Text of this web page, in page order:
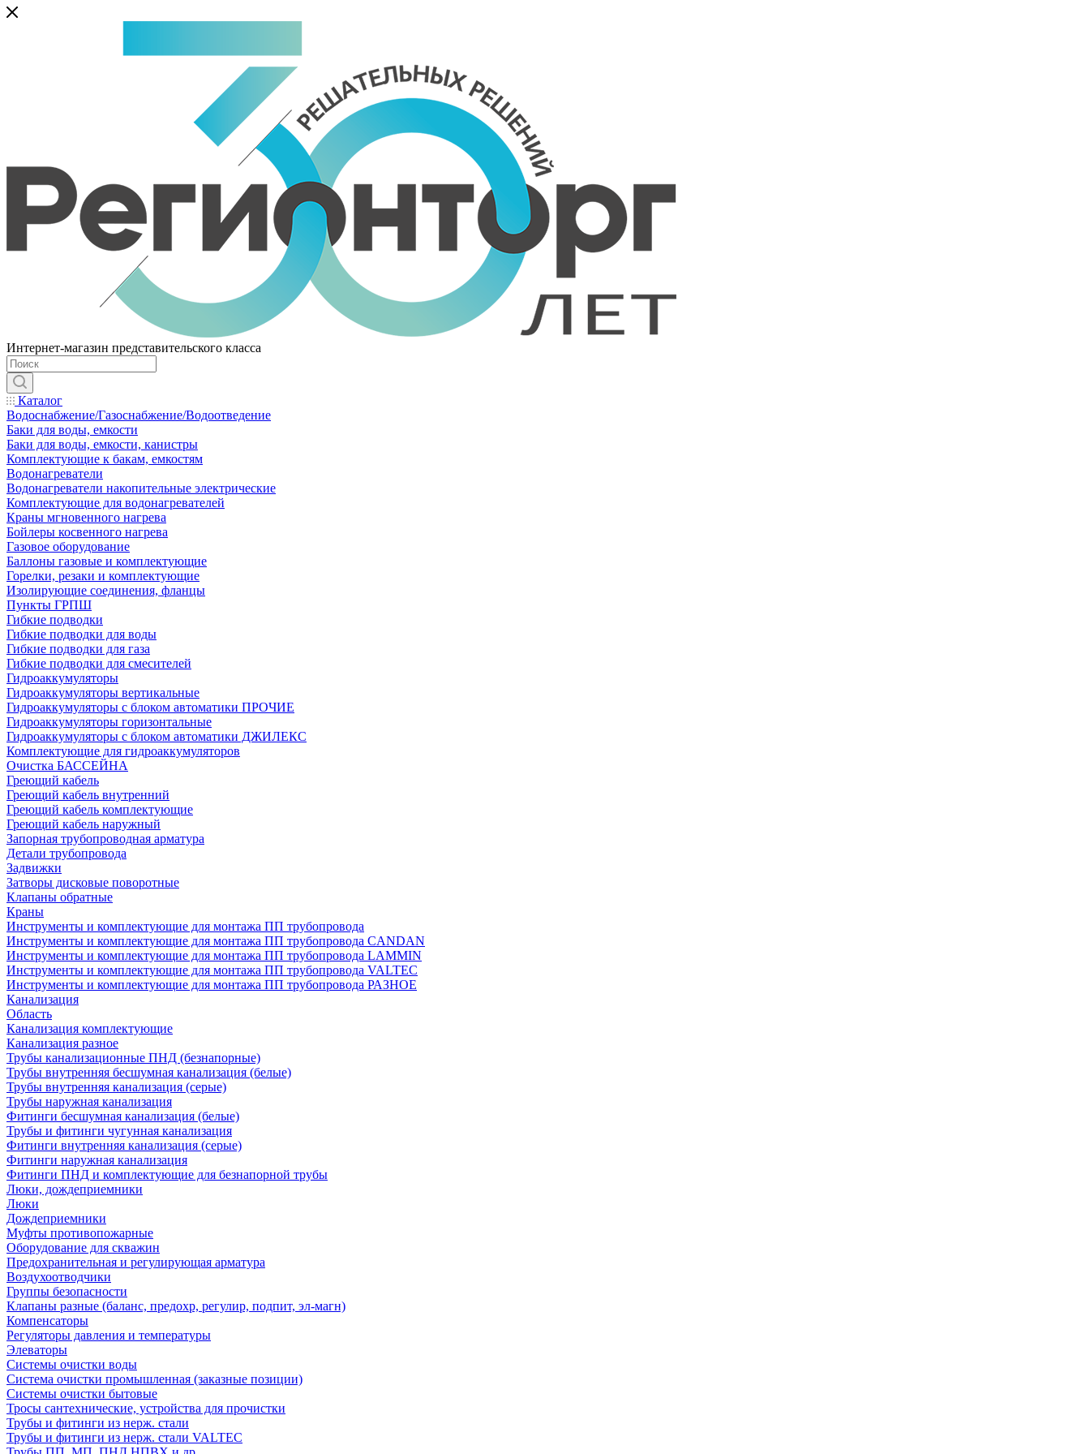
Интернет-магазин представительского класса
Каталог
Водоснабжение/Газоснабжение/Водоотведение
Баки для воды, емкости
Баки для воды, емкости, канистры
Комплектующие к бакам, емкостям
Водонагреватели
Водонагреватели накопительные электрические
Комплектующие для водонагревателей
Краны мгновенного нагрева
Бойлеры косвенного нагрева
Газовое оборудование
Баллоны газовые и комплектующие
Горелки, резаки и комплектующие
Изолирующие соединения, фланцы
Пункты ГРПШ
Гибкие подводки
Гибкие подводки для воды
Гибкие подводки для газа
Гибкие подводки для смесителей
Гидроаккумуляторы
Гидроаккумуляторы вертикальные
Гидроаккумуляторы с блоком автоматики ПРОЧИЕ
Гидроаккумуляторы горизонтальные
Гидроаккумуляторы с блоком автоматики ДЖИЛЕКС
Комплектующие для гидроаккумуляторов
Очистка БАССЕЙНА
Греющий кабель
Греющий кабель внутренний
Греющий кабель комплектующие
Греющий кабель наружный
Запорная трубопроводная арматура
Детали трубопровода
Задвижки
Затворы дисковые поворотные
Клапаны обратные
Краны
Инструменты и комплектующие для монтажа ПП трубопровода
Инструменты и комплектующие для монтажа ПП трубопровода CANDAN
Инструменты и комплектующие для монтажа ПП трубопровода LAMMIN
Инструменты и комплектующие для монтажа ПП трубопровода VALTEC
Инструменты и комплектующие для монтажа ПП трубопровода РАЗНОЕ
Канализация
Область
Канализация комплектующие
Канализация разное
Трубы канализационные ПНД (безнапорные)
Трубы внутренняя бесшумная канализация (белые)
Трубы внутренняя канализация (серые)
Трубы наружная канализация
Фитинги бесшумная канализация (белые)
Трубы и фитинги чугунная канализация
Фитинги внутренняя канализация (серые)
Фитинги наружная канализация
Фитинги ПНД и комплектующие для безнапорной трубы
Люки, дождеприемники
Люки
Дождеприемники
Муфты противопожарные
Оборудование для скважин
Предохранительная и регулирующая арматура
Воздухоотводчики
Группы безопасности
Клапаны разные (баланс, предохр, регулир, подпит, эл-магн)
Компенсаторы
Регуляторы давления и температуры
Элеваторы
Системы очистки воды
Система очистки промышленная (заказные позиции)
Системы очистки бытовые
Тросы сантехнические, устройства для прочистки
Трубы и фитинги из нерж. стали
Трубы и фитинги из нерж. стали VALTEC